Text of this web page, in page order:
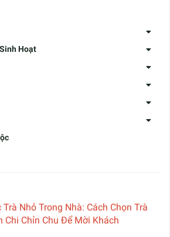
Hoạt
Trà Nhỏ Trong Nhà: Cách Chọn Trà
Chi Chỉn Chu Để Mời Khách